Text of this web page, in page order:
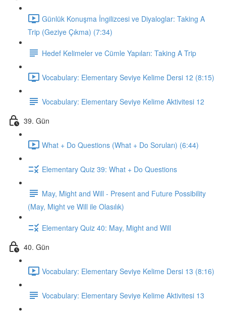
Günlük Konuşma İngilizcesi ve Diyaloglar: Taking A
Trip (Geziye Çıkma) (7:34)
Hedef Kelimeler ve Cümle Yapıları: Taking A Trip
Vocabulary: Elementary Seviye Kelime Dersi 12 (8:15)
Vocabulary: Elementary Seviye Kelime Aktivitesi 12
39. Gün
What + Do Questions (What + Do Soruları) (6:44)
Elementary Quiz 39: What + Do Questions
May, Might and Will - Present and Future Possibility
(May, Might ve Will ile Olasılık)
Elementary Quiz 40: May, Might and Will
40. Gün
Vocabulary: Elementary Seviye Kelime Dersi 13 (8:16)
Vocabulary: Elementary Seviye Kelime Aktivitesi 13